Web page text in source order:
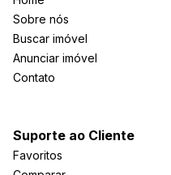
Sobre nós
Buscar imóvel
Anunciar imóvel
Contato
Suporte ao Cliente
Favoritos